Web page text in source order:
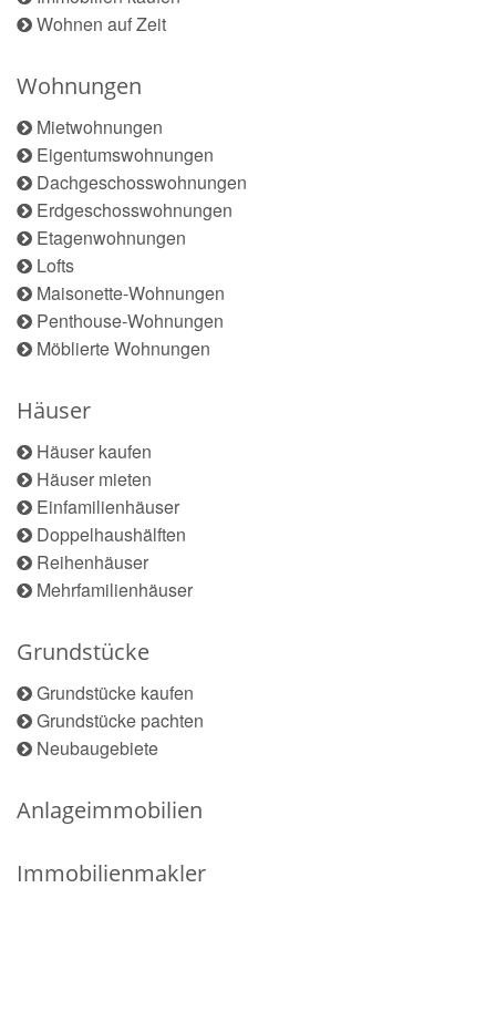
Wohnen auf Zeit
Wohnungen
Mietwohnungen
Eigentumswohnungen
Dachgeschosswohnungen
Erdgeschosswohnungen
Etagenwohnungen
Lofts
Maisonette-Wohnungen
Penthouse-Wohnungen
Möblierte Wohnungen
Häuser
Häuser kaufen
Häuser mieten
Einfamilienhäuser
Doppelhaushälften
Reihenhäuser
Mehrfamilienhäuser
Grundstücke
Grundstücke kaufen
Grundstücke pachten
Neubaugebiete
Anlageimmobilien
Immobilienmakler